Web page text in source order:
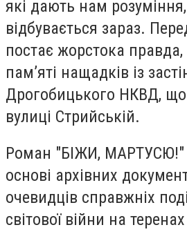
які дають нам
відбувається зараз.
постає жорстока
пам’яті нащадків із
Дрогобицького НКВД,
вулиці Стрийській.
Роман "БІЖИ, МАРТУСЮ!"
основі архівних
очевидців справжніх
світової війни на